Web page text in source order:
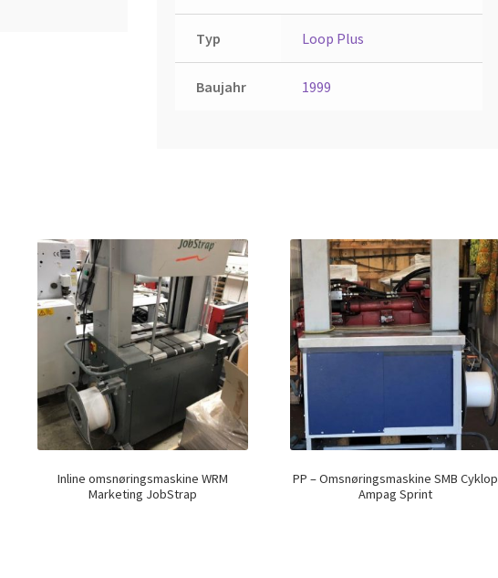
Typ Loop Plus
Baujahr 1999
Inline omsnøringsmaskine WRM
Marketing JobStrap
PP – Omsnøringsmaskine SMB Cyklop
Ampag Sprint